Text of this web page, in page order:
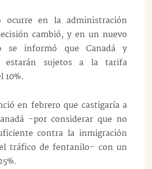
ocurre en la administración
cambió, y en un nuevo
se informó que Canadá y
estarán sujetos a la tarifa
10%.
en febrero que castigaría a
-por considerar que no
contra la inmigración
tráfico de fentanilo- con un